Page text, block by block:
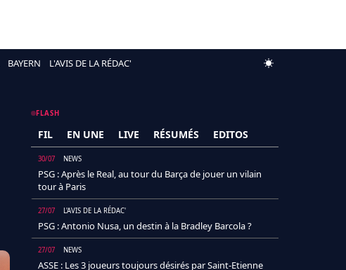
BAYERN L'AVIS DE LA RÉDAC'
FLASH
FIL EN UNE LIVE RÉSUMÉS EDITOS
30/07 NEWS
PSG : Après le Real, au tour du Barça de jouer un vilain
tour à Paris
27/07 L'AVIS DE LA RÉDAC'
PSG : Antonio Nusa, un destin à la Bradley Barcola ?
27/07 NEWS
ASSE : Les 3 joueurs toujours désirés par Saint-Etienne